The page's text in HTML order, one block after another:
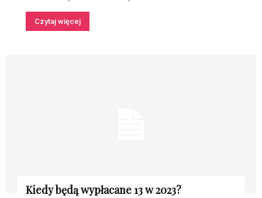
Czytaj więcej
Kiedy będą wypłacane 13 w 2023?